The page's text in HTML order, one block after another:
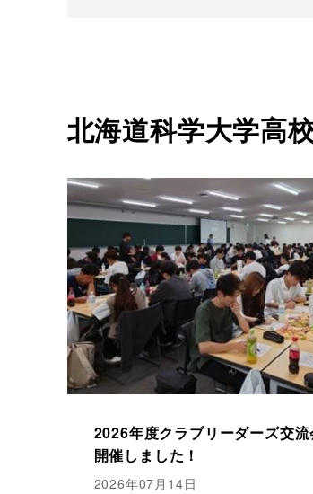
北海道科学大学高
2026年度クラブリーダーズ交流
開催しました！
2026年07月14日